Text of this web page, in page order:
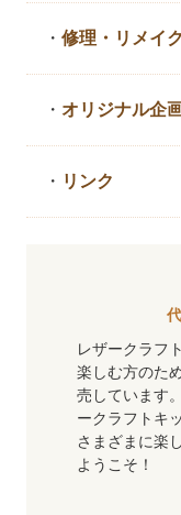
・修理・リメイ
・ オリジナル企
・ リンク
レザークラフ
楽しむ方のた
売しています
ークラフトキ
さまざまに楽
ようこそ！